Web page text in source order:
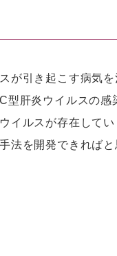
が引き起こす病気
肝炎ウイルスの
イルスが存在して
法を開発できれば